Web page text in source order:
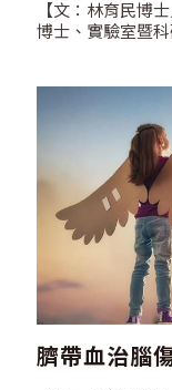
【文：林育民博
博士、實驗室暨科研處協理】
臍帶血治腦